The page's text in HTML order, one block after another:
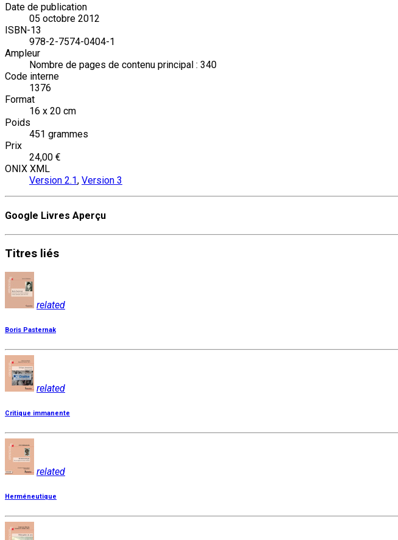
Date de publication
05 octobre 2012
ISBN-13
978-2-7574-0404-1
Ampleur
Nombre de pages de contenu principal : 340
Code interne
1376
Format
16 x 20 cm
Poids
451 grammes
Prix
24,00 €
ONIX XML
Version 2.1, Version 3
Google Livres Aperçu
Titres liés
related
Boris Pasternak
related
Critique immanente
related
Herméneutique